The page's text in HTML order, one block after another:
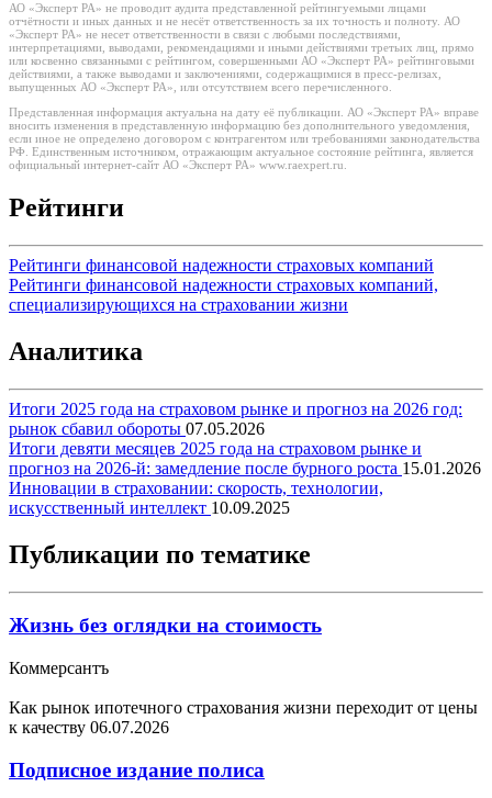
АО «Эксперт РА» не проводит аудита представленной рейтингуемыми лицами
отчётности и иных данных и не несёт ответственность за их точность и полноту. АО
«Эксперт РА» не несет ответственности в связи с любыми последствиями,
интерпретациями, выводами, рекомендациями и иными действиями третьих лиц, прямо
или косвенно связанными с рейтингом, совершенными АО «Эксперт РА» рейтинговыми
действиями, а также выводами и заключениями, содержащимися в пресс-релизах,
выпущенных АО «Эксперт РА», или отсутствием всего перечисленного.
Представленная информация актуальна на дату её публикации. АО «Эксперт РА» вправе
вносить изменения в представленную информацию без дополнительного уведомления,
если иное не определено договором с контрагентом или требованиями законодательства
РФ. Единственным источником, отражающим актуальное состояние рейтинга, является
официальный интернет-сайт АО «Эксперт РА» www.raexpert.ru.
Рейтинги
Рейтинги финансовой надежности страховых компаний
Рейтинги финансовой надежности страховых компаний,
специализирующихся на страховании жизни
Аналитика
Итоги 2025 года на страховом рынке и прогноз на 2026 год:
рынок сбавил обороты 07.05.2026
Итоги девяти месяцев 2025 года на страховом рынке и
прогноз на 2026-й: замедление после бурного роста 15.01.2026
Инновации в страховании: скорость, технологии,
искусственный интеллект 10.09.2025
Публикации по тематике
Жизнь без оглядки на стоимость
Коммерсантъ
Как рынок ипотечного страхования жизни переходит от цены
к качеству 06.07.2026
Подписное издание полиса